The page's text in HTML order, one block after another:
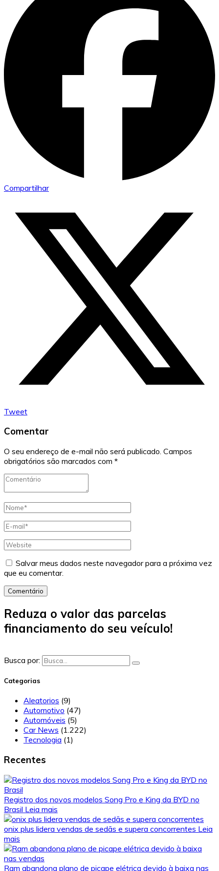
Compartilhar
Tweet
Comentar
O seu endereço de e-mail não será publicado. Campos
obrigatórios são marcados com *
Salvar meus dados neste navegador para a próxima vez
que eu comentar.
Comentário
Reduza o valor das parcelas
financiamento do seu veículo!
Busca por:
Categorias
Aleatorios (9)
Automotivo (47)
Automóveis (5)
Car News (1.222)
Tecnologia (1)
Recentes
Registro dos novos modelos Song Pro e King da BYD no
Brasil Leia mais
onix plus lidera vendas de sedãs e supera concorrentes Leia
mais
Ram abandona plano de picape elétrica devido à baixa nas